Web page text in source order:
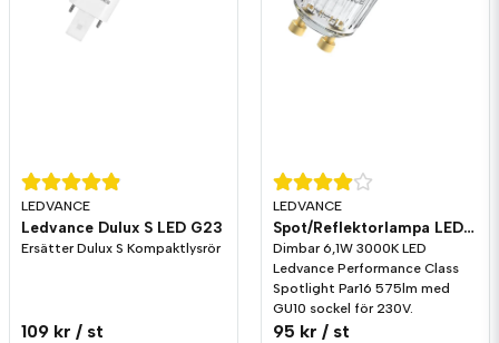
LEDVANCE
Ledvance Dulux S LED G23
Ersätter Dulux S Kompaktlysrör
109 kr / st
LEDVANCE
Spot/Reflektorlampa LED 575lm GU10 3000K Dim
Dimbar 6,1W 3000K LED
Ledvance Performance Class
Spotlight Par16 575lm med
GU10 sockel för 230V.
95 kr / st